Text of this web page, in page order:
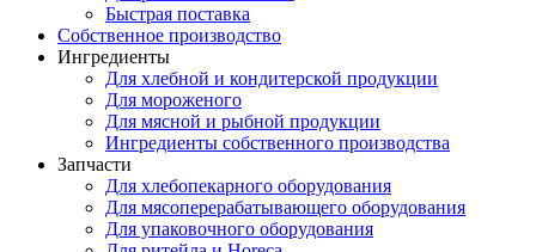
Быстрая поставка
Собственное производство
Ингредиенты
Для хлебной и кондитерской продукции
Для мороженого
Для мясной и рыбной продукции
Ингредиенты собственного производства
Запчасти
Для хлебопекарного оборудования
Для мясоперерабатывающего оборудования
Для упаковочного оборудования